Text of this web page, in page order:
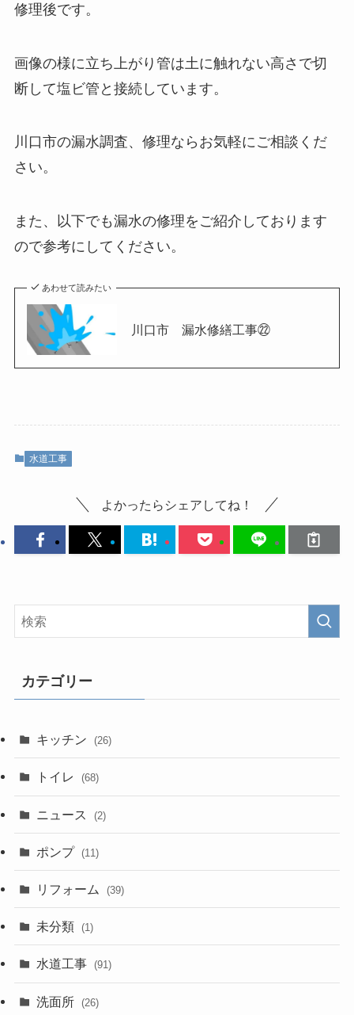
修理後です。
画像の様に立ち上がり管は土に触れない高さで切
断して塩ビ管と接続しています。
川口市の漏水調査、修理ならお気軽にご相談くだ
さい。
また、以下でも漏水の修理をご紹介しております
ので参考にしてください。
あわせて読みたい
川口市 漏水修繕工事㉒
水道工事
よかったらシェアしてね！
カテゴリー
キッチン (26)
トイレ (68)
ニュース (2)
ポンプ (11)
リフォーム (39)
未分類 (1)
水道工事 (91)
洗面所 (26)